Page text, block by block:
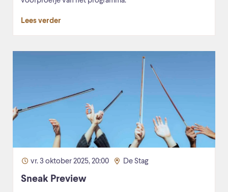
Lees verder
vr. 3 oktober 2025, 20:00 De Stag
Sneak Preview